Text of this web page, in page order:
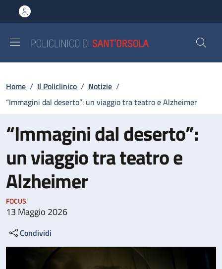
al contenuto principale
to footer content
Briciole di pane
Home / Il Policlinico / Notizie /
“Immagini dal deserto”: un viaggio tra teatro e Alzheimer
“Immagini dal deserto”:
un viaggio tra teatro e
Alzheimer
FOCUS
13 Maggio 2026
Condividi